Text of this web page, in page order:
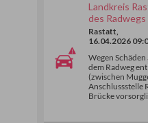
Landkreis
des
Rastatt,
16.04.2026
Wegen
dem Radweg
(zwischen
Anschlussstelle
Brücke